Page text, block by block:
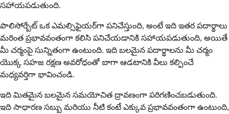
సహాయపడుతుంది.
పాలిసోర్బేట్ ఒక ఎమల్సిఫైయర్‌గా పనిచేస్తుంది, అంటే ఇది ఇతర పదార్థాలు
మరింత ప్రభావవంతంగా కలిసి పనిచేయడానికి సహాయపడుతుంది, అయితే
మీ చర్మంపై సున్నితంగా ఉంటుంది. ఇది బలమైన పదార్థాలను మీ చర్మం
యొక్క సహజ రక్షణ అవరోధంతో బాగా ఆడటానికి వీలు కల్పించే
మధ్యవర్తిగా భావించండి.
ఇది మితమైన బలమైన సమయోచిత ద్రావణంగా పరిగణించబడుతుంది.
ఇది సాధారణ సబ్బు మరియు నీటి కంటే ఎక్కువ ప్రభావవంతంగా ఉంటుంది,